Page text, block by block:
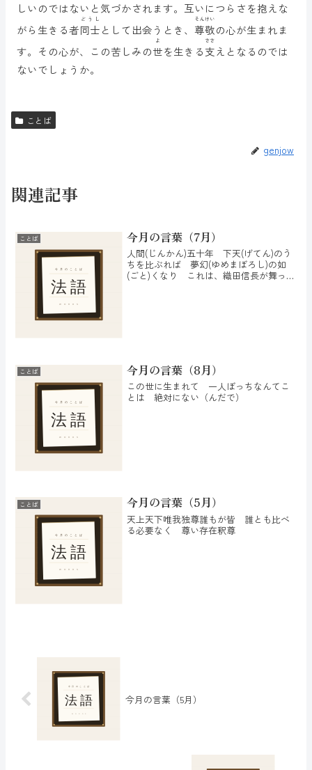
しいのではないと気づかされます。互いにつらさを抱えな
がら生きる者同士
どうし
として出会うとき、 尊敬
そんけい
の心が生まれま
す。その心が、この苦しみの世
よ
を生きる支
ささ
えとなるのでは
ないでしょうか。
ことば
genjow
関連記事
ことば 今月の言葉（7月）
人間(じんかん)五十年 下天(げてん)のう
ちを比ぶれば 夢幻(ゆめまぼろし)の如
(ごと)くなり これは、織田信長が舞った
ことば 今月の言葉（8月）
この世に生まれて 一人ぼっちなんてこ
とは 絶対にない（んだで）
ことば 今月の言葉（5月）
天上天下唯我独尊誰もが皆 誰とも比べ
る必要なく 尊い存在釈尊
今月の言葉（5月）